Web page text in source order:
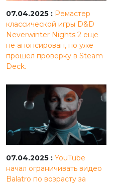
07.04.2025 : Ремастер
классической игры D&D
Neverwinter Nights 2 еще
не анонсирован, но уже
прошел проверку в Steam
Deck.
07.04.2025 : YouTube
начал ограничивать видео
Balatro по возрасту за